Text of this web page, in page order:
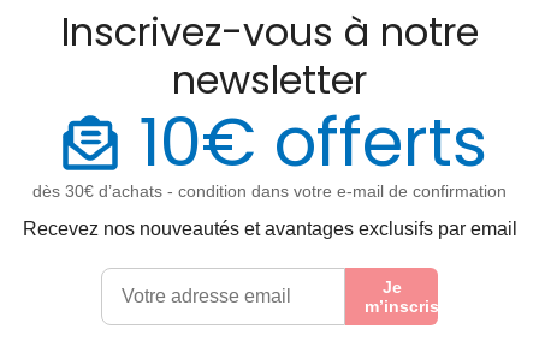
Inscrivez-vous à notre
newsletter
10€ offerts
dès 30€ d’achats - condition dans votre e-mail de confirmation
Recevez nos nouveautés et avantages exclusifs par email
Je
m’inscris